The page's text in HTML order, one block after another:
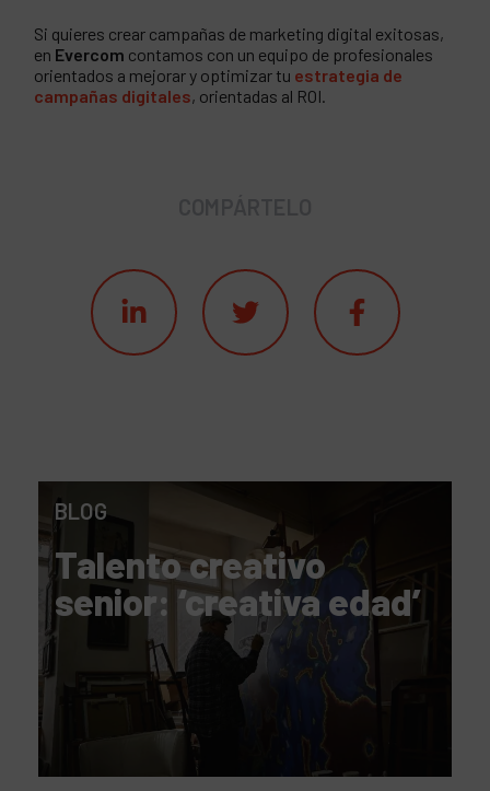
Si quieres crear campañas de marketing digital exitosas,
en Evercom contamos con un equipo de profesionales
orientados a mejorar y optimizar tu estrategia de
campañas digitales, orientadas al ROI.
BLOG
Talento creativo
senior: ‘creativa edad’